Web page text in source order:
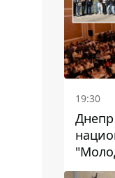
19:30